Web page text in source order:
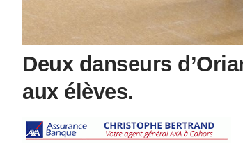
Deux danseurs
aux élèves.